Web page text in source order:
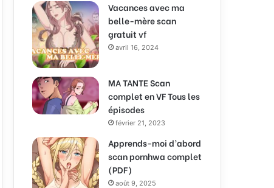
Vacances avec ma
belle-mère scan
gratuit vf
avril 16, 2024
MA TANTE Scan
complet en VF Tous les
épisodes
février 21, 2023
Apprends-moi d’abord
scan pornhwa complet
(PDF)
août 9, 2025